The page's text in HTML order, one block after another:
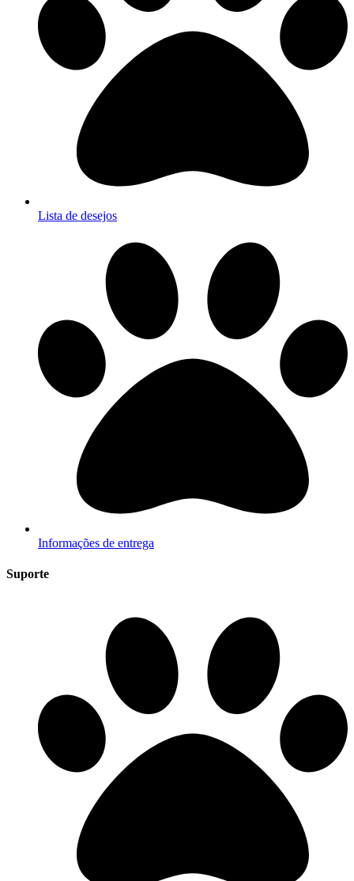
Lista de desejos
Informações de entrega
Suporte